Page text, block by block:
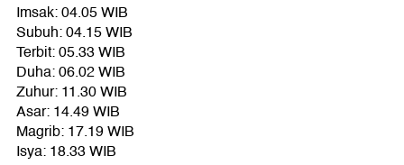
Imsak: 04.05 WIB
Subuh: 04.15 WIB
Terbit: 05.33 WIB
Duha: 06.02 WIB
Zuhur: 11.30 WIB
Asar: 14.49 WIB
Magrib: 17.19 WIB
Isya: 18.33 WIB